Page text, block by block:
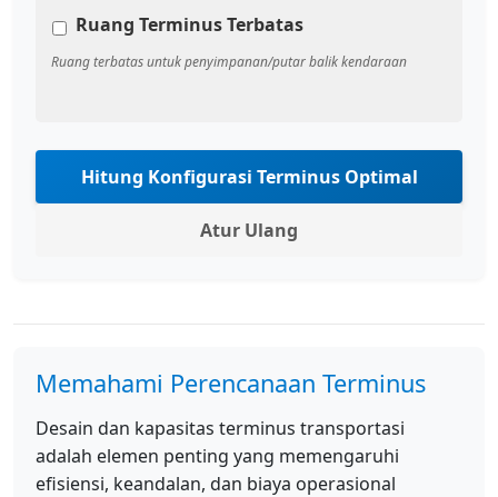
Ruang Terminus Terbatas
Ruang terbatas untuk penyimpanan/putar balik kendaraan
Hitung Konfigurasi Terminus Optimal
Atur Ulang
Memahami Perencanaan Terminus
Desain dan kapasitas terminus transportasi
adalah elemen penting yang memengaruhi
efisiensi, keandalan, dan biaya operasional